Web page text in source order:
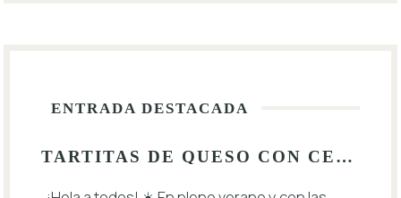
ENTRADA DESTACADA
TARTITAS DE QUESO CON CEREZAS 🍒